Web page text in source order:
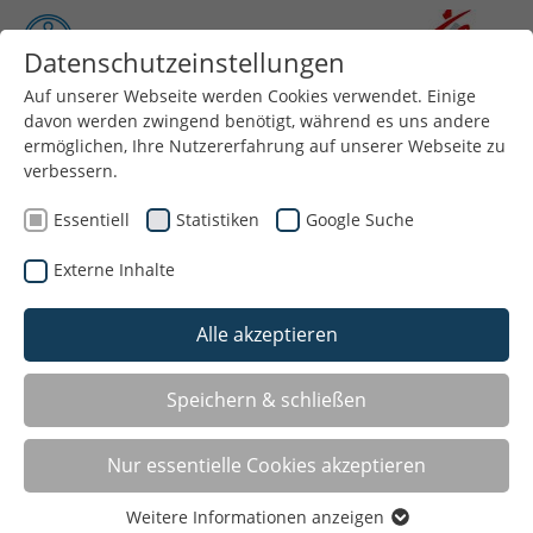
Menü
Datenschutzeinstellungen
Auf unserer Webseite werden Cookies verwendet. Einige
davon werden zwingend benötigt, während es uns andere
ermöglichen, Ihre Nutzererfahrung auf unserer Webseite zu
verbessern.
Essentiell Statistiken Google Suche
Externe Inhalte
Alle akzeptieren
Speichern & schließen
Nur essentielle Cookies akzeptieren
Weitere Informationen anzeigen